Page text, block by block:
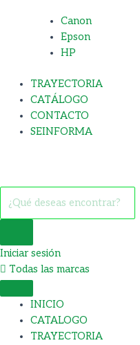
Canon
Epson
HP
TRAYECTORIA
CATÁLOGO
CONTACTO
SEINFORMA
Iniciar sesión
Todas las marcas
INICIO
CATALOGO
TRAYECTORIA